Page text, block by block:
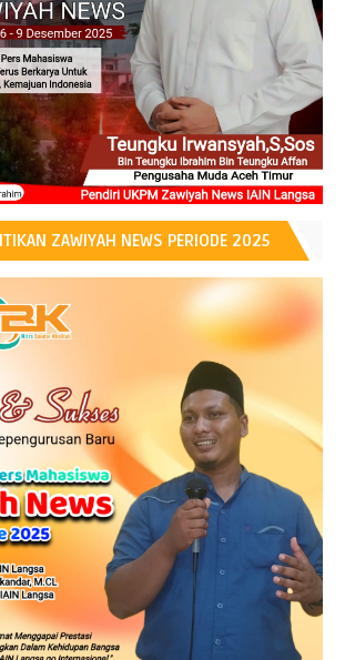
ZAWIYAH NEWS PERIODE 2025